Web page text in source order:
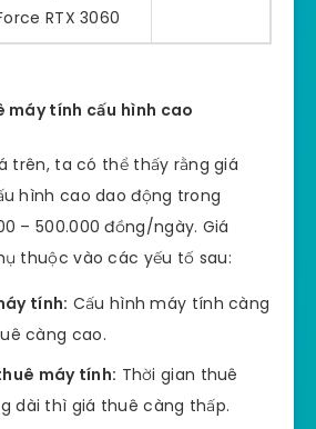
RTX 3060
máy tính cấu hình cao
trên, ta có thể thấy rằng giá
hình cao dao động trong
– 500.000 đồng/ngày. Giá
thuộc vào các yếu tố sau:
tính: Cấu hình máy tính càng
càng cao.
máy tính: Thời gian thuê
dài thì giá thuê càng thấp.